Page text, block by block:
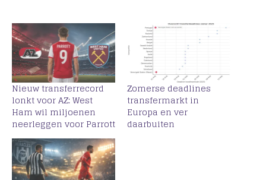
Nieuw transferrecord
lonkt voor AZ: West
Ham wil miljoenen
neerleggen voor Parrott
Zomerse deadlines
transfermarkt in
Europa en ver
daarbuiten